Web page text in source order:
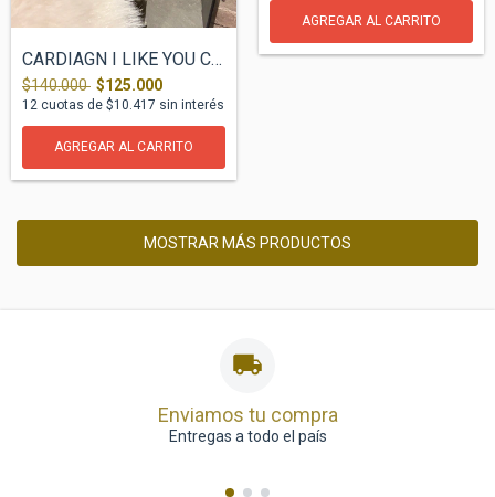
CARDIAGN I LIKE YOU Crudo.
$140.000 $125.000
12 cuotas de $10.417 sin interés
AGREGAR AL CARRITO
MOSTRAR MÁS PRODUCTOS
Enviamos tu compra
Entregas a todo el país